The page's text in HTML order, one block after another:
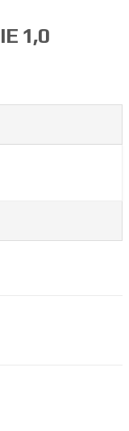
1,0